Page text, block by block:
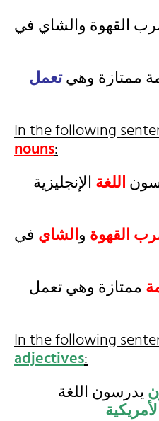
القهوة والشاي في
ممتازة وهيتعمل
In the following
nouns:
اللغة
الإنجليزية
القهوة و الشاي في
ممتازة وهي تعمل
In the following
adjectives:
يدرسون اللغة
الأمريكية